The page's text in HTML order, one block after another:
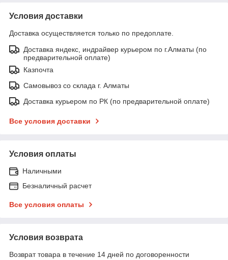
Условия доставки
Доставка осуществляется только по предоплате.
Доставка яндекс, индрайвер курьером по г.Алматы (по
предварительной оплате)
Казпочта
Самовывоз со склада г. Алматы
Доставка курьером по РК (по предварительной оплате)
Все условия доставки
Условия оплаты
Наличными
Безналичный расчет
Все условия оплаты
Условия возврата
Возврат товара в течение 14 дней по договоренности